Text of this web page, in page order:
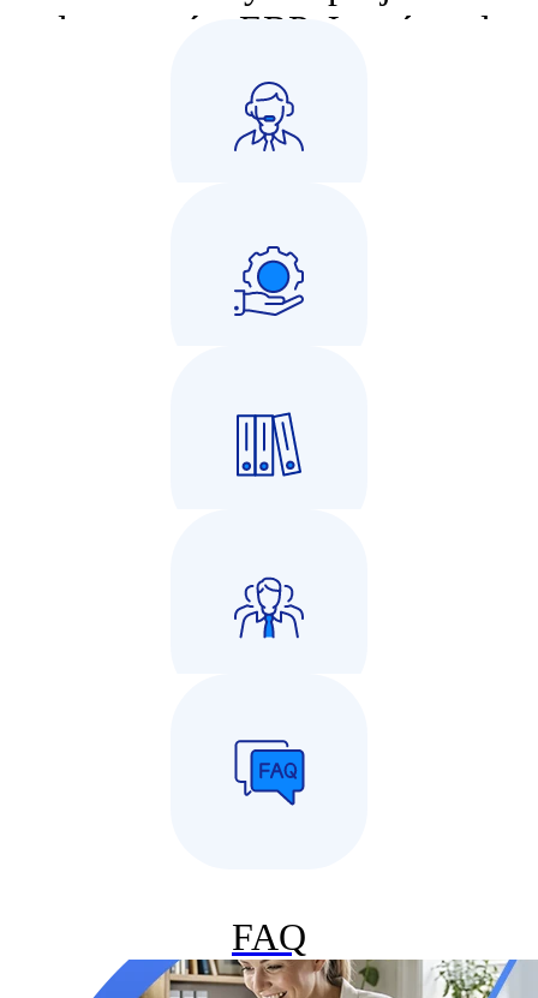
od systemów ERP. Jesteśmy do
Twojej dyspozycji.
Zapytaj o ofertę Comarch ERP
Wsparcie techniczne
Dla Biur Rachunkowych
Dla Partnerów
FAQ